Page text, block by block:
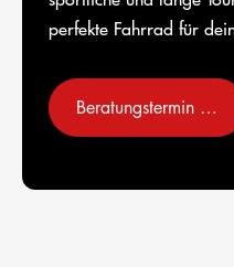
perfekte Fahrrad für
Beratungstermin vereinbaren